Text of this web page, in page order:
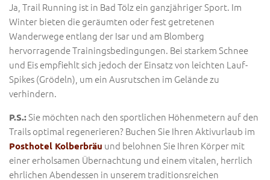
Ja, Trail Running ist in Bad Tölz ein ganzjähriger Sport. Im
Winter bieten die geräumten oder fest getretenen
Wanderwege entlang der Isar und am Blomberg
hervorragende Trainingsbedingungen. Bei starkem Schnee
und Eis empfiehlt sich jedoch der Einsatz von leichten Lauf-
Spikes (Grödeln), um ein Ausrutschen im Gelände zu
verhindern.
P.S.:Sie möchten nach den sportlichen Höhenmetern auf den
Trails optimal regenerieren? Buchen Sie Ihren Aktivurlaub im
Posthotel Kolberbräu und belohnen Sie Ihren Körper mit
einer erholsamen Übernachtung und einem vitalen, herrlich
ehrlichen Abendessen in unserem traditionsreichen